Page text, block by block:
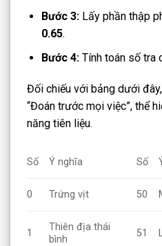
Bước 3:Lấy phần thập
0.65.
Bước 4:Tính toán số tra
Đối chiếu với bảng dưới
“Đoán trước mọi việc”, thể
năng tiên liệu.
Số Ý nghĩa Số
0 Trứng vịt 50
1
Thiên địa thái
bình
51